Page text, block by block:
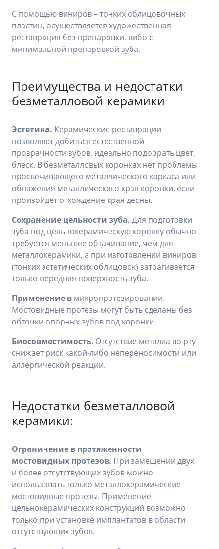
С помощью виниров – тонких облицовочных
пластин, осуществляется художественная
реставрация без препаровки, либо с
минимальной препаровкой зуба.
Преимущества и недостатки
безметалловой керамики
Эстетика. Керамические реставрации
позволяют добиться естественной
прозрачности зубов, идеально подобрать цвет,
блеск. В безметалловых коронках нет проблемы
просвечивающего металлического каркаса или
обнажения металлического края коронки, если
произойдет отхождение края десны.
Сохранение цельности зуба. Для подготовки
зуба под цельнокерамическую коронку обычно
требуется меньшее обтачивание, чем для
металлокерамики, а при изготовлении виниров
(тонких эстетических облицовок) затрагивается
только передняя поверхность зуба.
Применение в микропротезировании.
Мостовидные протезы могут быть сделаны без
обточки опорных зубов под коронки.
Биосовместимость. Отсутствие металла во рту
снижает риск какой-либо непереносимости или
аллергической реакции.
Недостатки безметалловой
керамики:
Ограничение в протяженности
мостовидных протезов. При замещении двух
и более отсутствующих зубов можно
использовать только металлокерамические
мостовидные протезы. Применение
цельнокерамических конструкций возможно
только при установке имплантатов в области
отсутствующих зубов.